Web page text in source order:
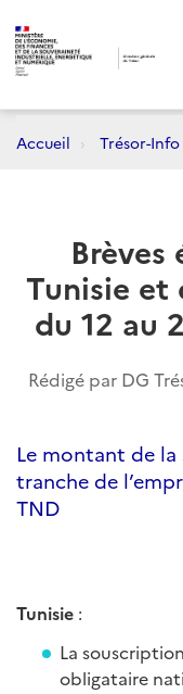
Accueil Trésor-Info
Brèves
Tunisie et
du 12 au
Rédigé par DG
Le montant de
tranche de
TND
Tunisie :
La
obligataire